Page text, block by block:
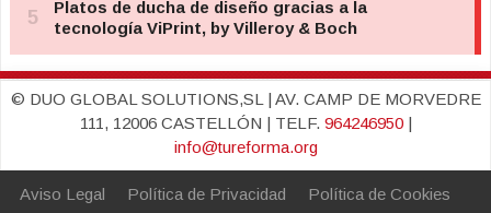
© DUO GLOBAL SOLUTIONS,SL | AV. CAMP DE MORVEDRE
111, 12006 CASTELLÓN | TELF. 964246950|
info@tureforma.org
Aviso Legal Política de Privacidad
Política de Cookies